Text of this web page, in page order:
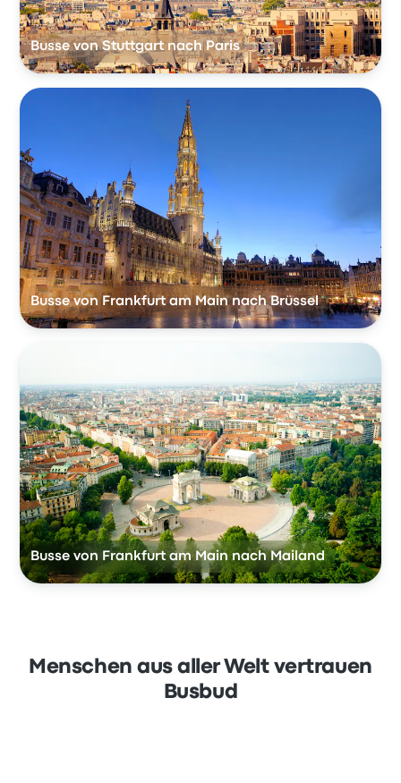
Busse von Stuttgart nach Paris
Busse von Frankfurt am Main nach Brüssel
Busse von Frankfurt am Main nach Mailand
Menschen aus aller Welt vertrauen
Busbud